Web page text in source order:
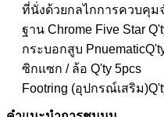
ที่นั่งด้วยกลไกการควบคุม
ฐาน Chrome Five Star
กระบอกสูบ Pnuematic
ซิกแซก / ล้อ Q'ty 5pcs
Footring (อุปกรณ์เสริม)